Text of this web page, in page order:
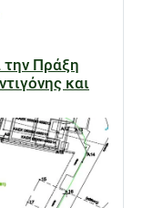
την Πράξη
και